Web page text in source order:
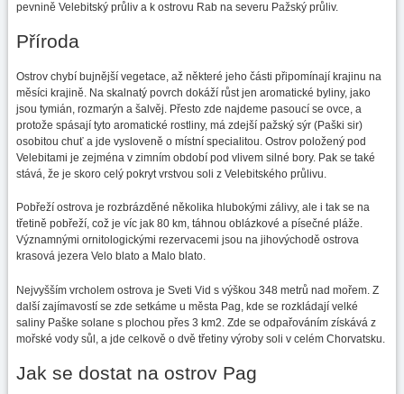
pevnině Velebitský průliv a k ostrovu Rab na severu Pažský průliv.
Příroda
Ostrov chybí bujnější vegetace, až některé jeho části připomínají krajinu na
měsíci krajině. Na skalnatý povrch dokáží růst jen aromatické byliny, jako
jsou tymián, rozmarýn a šalvěj. Přesto zde najdeme pasoucí se ovce, a
protože spásají tyto aromatické rostliny, má zdejší pažský sýr (Paški sir)
osobitou chuť a jde vysloveně o místní specialitou. Ostrov položený pod
Velebitami je zejména v zimním období pod vlivem silné bory. Pak se také
stává, že je skoro celý pokryt vrstvou soli z Velebitského průlivu.
Pobřeží ostrova je rozbrázděné několika hlubokými zálivy, ale i tak se na
třetině pobřeží, což je víc jak 80 km, táhnou oblázkové a písečné pláže.
Významnými ornitologickými rezervacemi jsou na jihovýchodě ostrova
krasová jezera Velo blato a Malo blato.
Nejvyšším vrcholem ostrova je Sveti Vid s výškou 348 metrů nad mořem. Z
další zajímavostí se zde setkáme u města Pag, kde se rozkládají velké
saliny Paške solane s plochou přes 3 km2. Zde se odpařováním získává z
mořské vody sůl, a jde celkově o dvě třetiny výroby soli v celém Chorvatsku.
Jak se dostat na ostrov Pag